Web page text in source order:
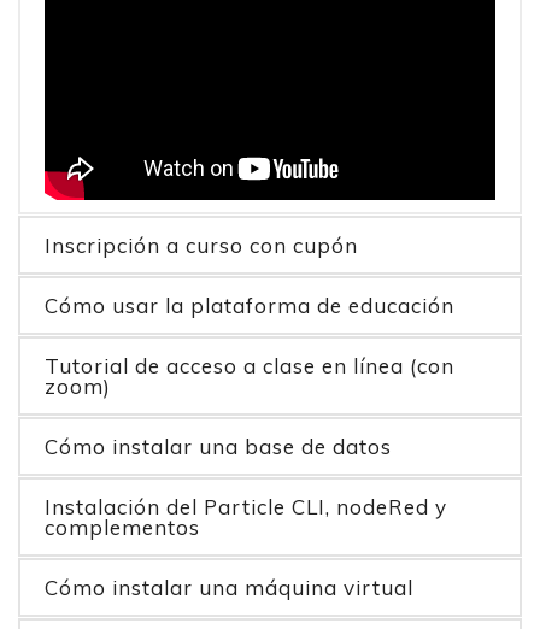
Inscripción a curso con cupón
Cómo usar la plataforma de educación
Tutorial de acceso a clase en línea (con
zoom)
Cómo instalar una base de datos
Instalación del Particle CLI, nodeRed y
complementos
Cómo instalar una máquina virtual